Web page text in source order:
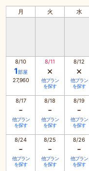
月 火 水
8/10
1部屋
27,960
8/11
×
他プラン
を探す
8/12
×
他プラン
を探す
8/17
-
他プラン
を探す
8/18
-
他プラン
を探す
8/19
-
他プラン
を探す
8/24
-
他プラン
を探す
8/25
-
他プラン
を探す
8/26
-
他プラン
を探す